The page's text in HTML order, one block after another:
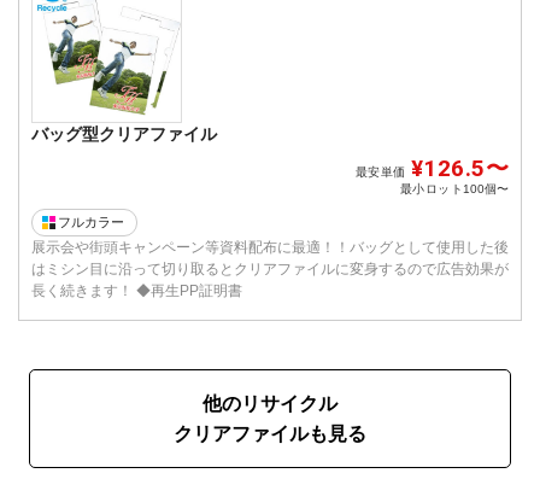
バッグ型クリアファイル
最安単価 ¥126.5〜
最小ロット100個〜
フルカラー
展示会や街頭キャンペーン等資料配布に最適！！バッグとして使用した後
はミシン目に沿って切り取るとクリアファイルに変身するので広告効果が
長く続きます！ ◆再生PP証明書
他のリサイクル
クリアファイルも見る